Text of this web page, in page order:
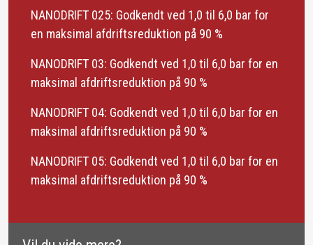
NANODRIFT 025: Godkendt ved 1,0 til 6,0 bar for
en maksimal afdriftsreduktion på 90 %
NANODRIFT 03: Godkendt ved 1,0 til 6,0 bar for en
maksimal afdriftsreduktion på 90 %
NANODRIFT 04: Godkendt ved 1,0 til 6,0 bar for en
maksimal afdriftsreduktion på 90 %
NANODRIFT 05: Godkendt ved 1,0 til 6,0 bar for en
maksimal afdriftsreduktion på 90 %